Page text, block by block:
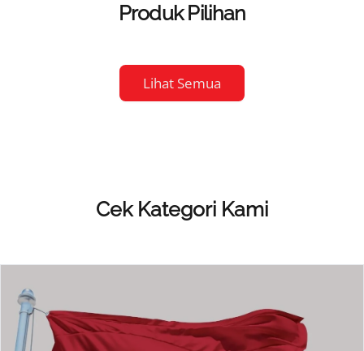
Produk Pilihan
Lihat Semua
Cek Kategori Kami